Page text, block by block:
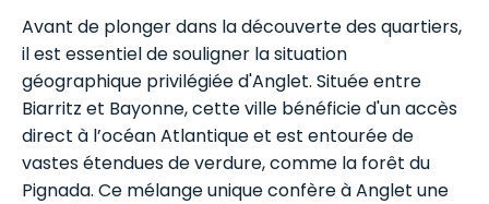
Avant de plonger dans la découverte des quartiers,
il est essentiel de souligner la situation
géographique privilégiée d'Anglet. Située entre
Biarritz et Bayonne, cette ville bénéficie d'un accès
direct à l’océan Atlantique et est entourée de
vastes étendues de verdure, comme la forêt du
Pignada. Ce mélange unique confère à Anglet une